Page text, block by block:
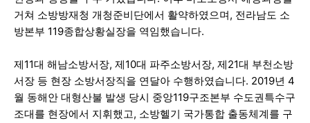
거쳐 소방방재청 개청준비단에서 활약하였으며, 전라남도 소
방본부 119종합상황실장을 역임했습니다.
제11대 해남소방서장, 제10대 파주소방서장, 제21대 부천소방
서장 등 현장 소방서장직을 연달아 수행하였습니다. 2019년 4
월 동해안 대형산불 발생 당시 중앙119구조본부 수도권특수구
조대를 현장에서 지휘했고, 소방헬기 국가통합 출동체계를 구